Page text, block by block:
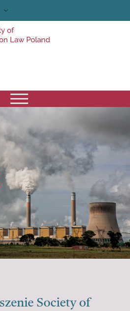
of
Law Poland
Society of